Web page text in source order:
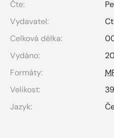
Čte:
Vydavatel:
Celková délka:
Vydáno:
Formáty:
Velikost:
Jazyk: